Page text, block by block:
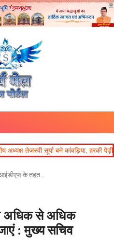
बने कांवड़िया, हरकी पैड़ी से ऋषिकेश तक करेंगे
के तहत…
से अधिक
: मुख्य सचिव